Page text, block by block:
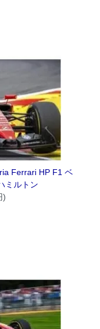
Ferrari HP F1 ベ
ミルトン
)